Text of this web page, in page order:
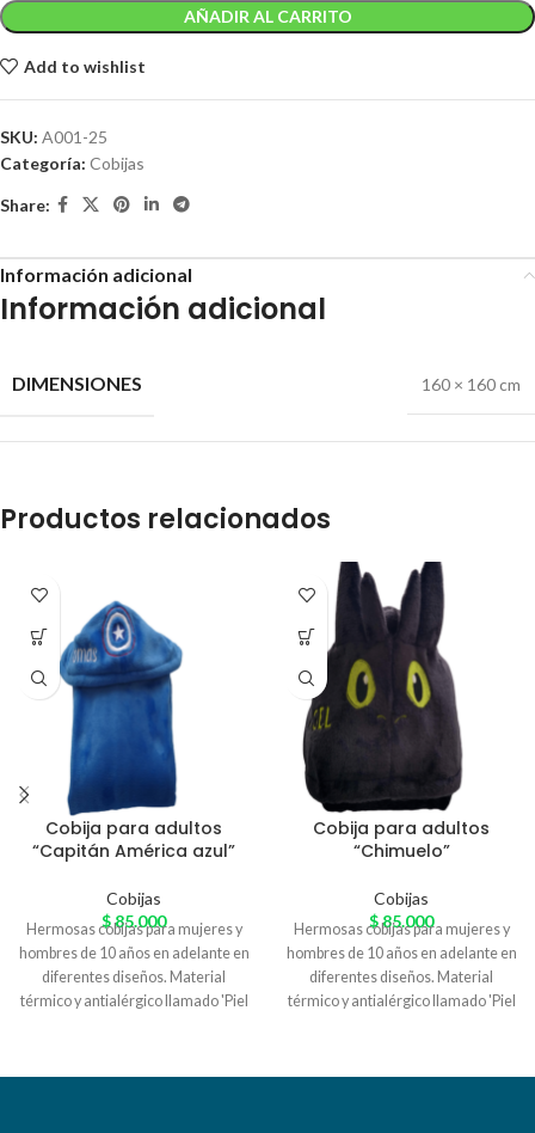
AÑADIR AL CARRITO
Add to wishlist
SKU: A001-25
Categoría: Cobijas
Share:
Información adicional
Información adicional
DIMENSIONES 160 × 160 cm
Productos relacionados
Cobija para adultos
“Capitán América azul”
Cobijas
$85.000
Hermosas cobijas para mujeres y
hombres de 10 años en adelante en
diferentes diseños. Material
térmico y antialérgico llamado 'Piel
colores
Cobija para adultos
“Chimuelo”
Cobijas
$85.000
Hermosas cobijas para mujeres y
hombres de 10 años en adelante en
diferentes diseños. Material
térmico y antialérgico llamado 'Piel
colores